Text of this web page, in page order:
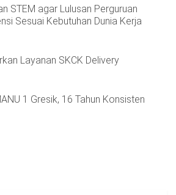
STEM agar Lulusan Perguruan
Sesuai Kebutuhan Dunia Kerja
Layanan SKCK Delivery
1 Gresik, 16 Tahun Konsisten